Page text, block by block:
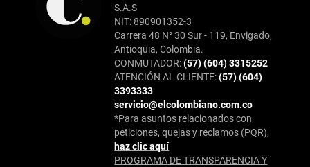
S.A.S
NIT: 890901352-3
Carrera 48 N° 30 Sur - 119, Envigado,
Antioquia, Colombia.
CONMUTADOR:(57) (604) 3315252
ATENCIÓN AL CLIENTE:(57) (604)
3393333
servicio@elcolombiano.com.co
*Para asuntos relacionados con
peticiones, quejas y reclamos (PQR),
haz clic aquí
PROGRAMA DE TRANSPARENCIA Y